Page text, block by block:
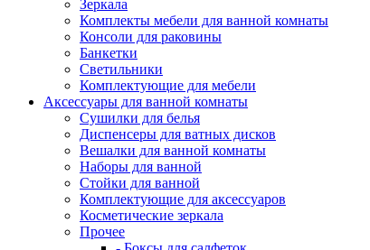
Зеркала
Комплекты мебели для ванной комнаты
Консоли для раковины
Банкетки
Светильники
Комплектующие для мебели
Аксессуары для ванной комнаты
Сушилки для белья
Диспенсеры для ватных дисков
Вешалки для ванной комнаты
Наборы для ванной
Стойки для ванной
Комплектующие для аксессуаров
Косметические зеркала
Прочее